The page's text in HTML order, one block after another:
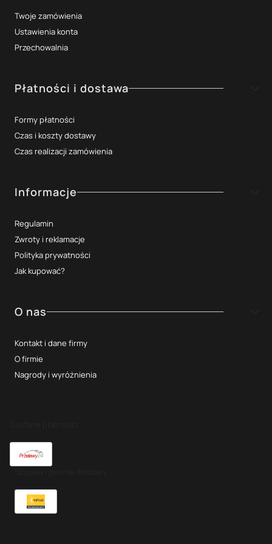
Twoje zamówienia
Ustawienia konta
Przechowalnia
Płatności i dostawa
Formy płatności
Czas i koszty dostawy
Czas realizacji zamówienia
Informacje
Regulamin
Zwroty i reklamacje
Polityka prywatności
Jak kupować?
O nas
Kontakt i dane firmy
O firmie
Nagrody i wyróżnienia